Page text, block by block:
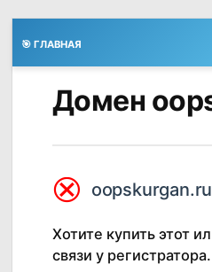
🎯 ГЛАВНАЯ
Домен
⮿
Хотите купить этот
связи у регистратора.